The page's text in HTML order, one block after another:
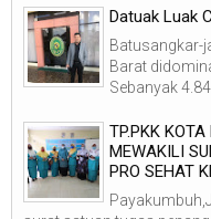
Datuak Luak
Batusangkar-
Barat
Sebanyak
TP.PKK
MEWAKILI
PRO SEHAT